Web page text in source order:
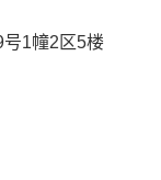
1幢2区5楼